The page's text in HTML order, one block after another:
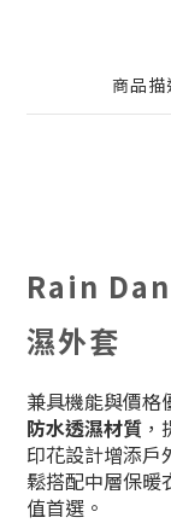
商品描
Rain
濕外套
兼具機能與價格
防水透濕材質
印花設計增添戶
鬆搭配中層保暖
值首選。